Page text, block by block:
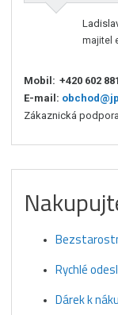
majitel
Mobil: +420 602
E-mail:
Zákaznická
Rychlé
Dárek k